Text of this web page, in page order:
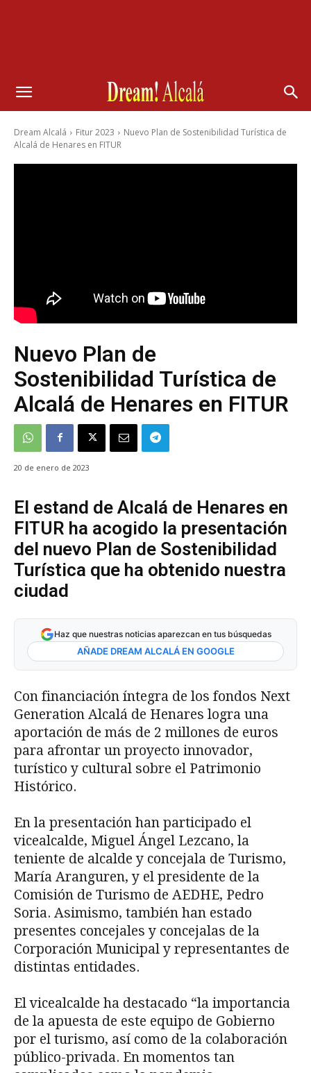
Dream Alcalá Fitur 2023
Nuevo Plan de Sostenibilidad Turística de
Alcalá de Henares en FITUR
Nuevo Plan de
Sostenibilidad Turística de
Alcalá de Henares en FITUR
20 de enero de 2023
El estand de Alcalá de Henares en
FITUR ha acogido la presentación
del nuevo Plan de Sostenibilidad
Turística que ha obtenido nuestra
ciudad
Haz que nuestras noticias aparezcan en tus búsquedas
AÑADE DREAM ALCALÁ EN GOOGLE
Con financiación íntegra de los fondos Next
Generation Alcalá de Henares logra una
aportación de más de 2 millones de euros
para afrontar un proyecto innovador,
turístico y cultural sobre el Patrimonio
Histórico.
En la presentación han participado el
vicealcalde, Miguel Ángel Lezcano, la
teniente de alcalde y concejala de Turismo,
María Aranguren, y el presidente de la
Comisión de Turismo de AEDHE, Pedro
Soria. Asimismo, también han estado
presentes concejales y concejalas de la
Corporación Municipal y representantes de
distintas entidades.
El vicealcalde ha destacado “la importancia
de la apuesta de este equipo de Gobierno
por el turismo, así como de la colaboración
público-privada. En momentos tan